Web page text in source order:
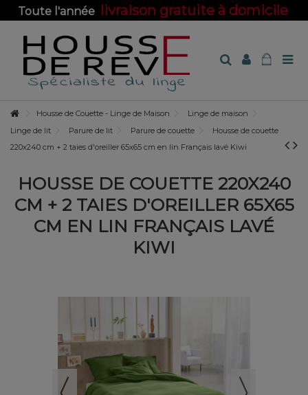
Toute l'année livraison gratuite à domicile
Housse de Couette - Linge de Maison
Linge de maison
Linge de lit
Parure de lit Parure de couette
Housse de couette
220x240 cm + 2 taies d'oreiller 65x65 cm en lin Français lavé Kiwi
HOUSSE DE COUETTE 220X240
CM + 2 TAIES D'OREILLER 65X65
CM EN LIN FRANÇAIS LAVÉ
KIWI